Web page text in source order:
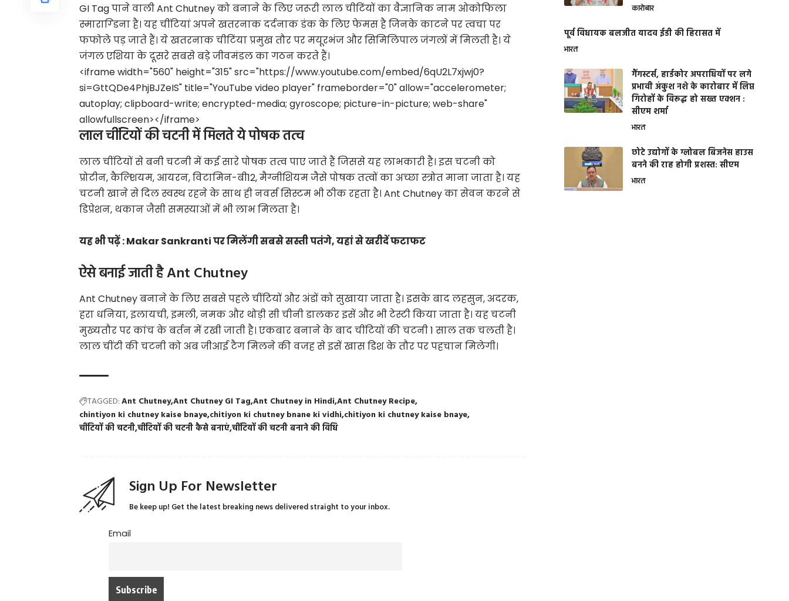
GI Tag पाने वाली Ant Chutney को बनाने के लिए जरूरी लाल चीटिंयों का वैज्ञानिक नाम ओकोफिला
स्माराग्डिना है। यह चींटियां अपने खतरनाक दर्दनाक डंक के लिए फेमस है जिनके काटने पर त्वचा पर
फफोले पड़ जाते हैं। ये खतरनाक चीटिंया प्रमुख तौर पर मयूरभंज और सिमिलिपाल जंगलों में मिलती है। ये
जंगल एशिया के दूसरे सबसे बड़े जीवमंडल का गठन करते हैं।
<iframe width="560" height="315" src="https://www.youtube.com/embed/6qU2L7xjwj0?
si=GttQDe4PhjBJZeIS" title="YouTube video player" frameborder="0" allow="accelerometer;
autoplay; clipboard-write; encrypted-media; gyroscope; picture-in-picture; web-share"
allowfullscreen></iframe>
लाल चींटियों की चटनी में मिलते ये पोषक तत्व
लाल चींटियों से बनी चटनी में कई सारे पोषक तत्व पाए जाते हैं जिससे यह लाभकारी है। इस चटनी को
प्रोटीन, कैल्शियम, आयरन, विटामिन-बी12, मैग्नीशियम जैसे पोषक तत्वों का अच्छा स्त्रोत माना जाता है। यह
चटनी खाने से दिल स्वस्थ रहने के साथ ही नवर्स सिस्टम भी ठीक रहता है। Ant Chutney का सेवन करने से
डिप्रेशन, थकान जैसी समस्याओं में भी लाभ मिलता है।
यह भी पढ़ें :Makar Sankranti पर मिलेंगी सबसे सस्ती पतंगे, यहां से खरीदें फटाफट
ऐसे बनाई जाती है Ant Chutney
Ant Chutney बनाने के लिए सबसे पहले चींटियों और अंडों को सुखाया जाता है। इसके बाद लहसुन, अदरक,
हरा धनिया, इलायची, इमली, नमक और थोड़ी सी चीनी डालकर इसें और भी टेस्टी किया जाता है। यह चटनी
मुख्यतौर पर कांच के बर्तन में रखी जाती है। एकबार बनाने के बाद चींटियों की चटनी 1 साल तक चलती है।
लाल चींटी की चटनी को अब जीआई टैग मिलने की वजह से इसें खास डिश के तौर पर पहचान मिलेगी।
TAGGED:Ant ChutneyAnt Chutney GI TagAnt Chutney in HindiAnt Chutney Recipe
chintiyon ki chutney kaise bnaye chitiyon ki chutney bnane ki vidhi chitiyon ki chutney kaise bnaye
चींटियों की चटनीचींटियों की चटनी कैसे बनाएंचींटियों की चटनी बनाने की विधि
Sign Up For Newsletter
Be keep up! Get the latest breaking news delivered straight to your inbox.
Email
कारोबार
पूर्व विधायक बलजीत यादव ईडी की हिरासत में
भारत
गैंगस्टर्स, हार्डकोर अपराधियों पर लगे
प्रभावी अंकुश नशे के कारोबार में लिप्त
गिरोहों के विरूद्ध हो सख्त एक्शन :
सीएम शर्मा
भारत
छोटे उद्योगों के ग्लोबल बिजनेस हाउस
बनने की राह होगी प्रशस्त: सीएम
भारत